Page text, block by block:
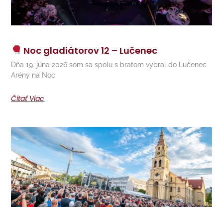
Noc gladiátorov 12 – Lučenec
Dňa 19. júna 2026 som sa spolu s bratom vybral do Lučenec
Arény na Noc
Čítať Viac